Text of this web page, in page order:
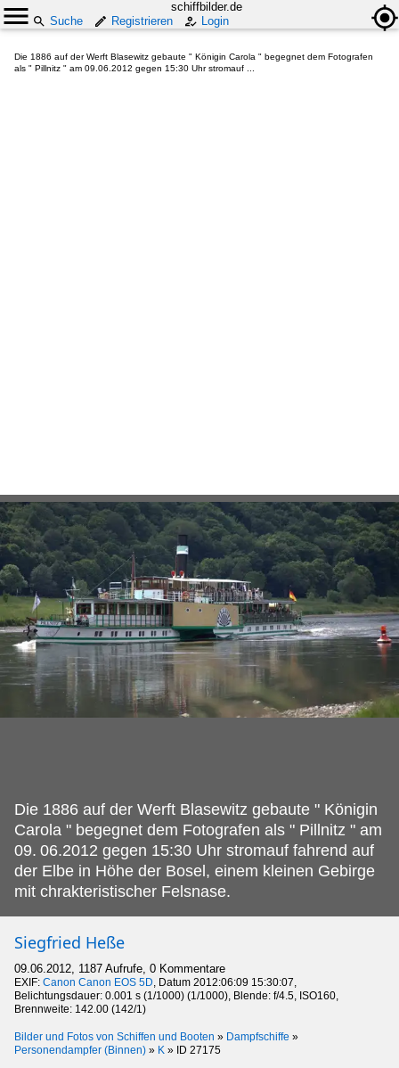
schiffbilder.de
Suche
Registrieren Login
Die 1886 auf der Werft Blasewitz gebaute " Königin Carola " begegnet dem Fotografen
als " Pillnitz " am 09.06.2012 gegen 15:30 Uhr stromauf ...
Die 1886 auf der Werft Blasewitz gebaute " Königin
Carola " begegnet dem Fotografen als " Pillnitz " am
09. 06.2012 gegen 15:30 Uhr stromauf fahrend auf
der Elbe in Höhe der Bosel, einem kleinen Gebirge
mit chrakteristischer Felsnase.
Siegfried Heße
09.06.2012, 1187 Aufrufe, 0 Kommentare
EXIF: Canon Canon EOS 5D, Datum 2012:06:09 15:30:07,
Belichtungsdauer: 0.001 s (1/1000) (1/1000), Blende: f/4.5, ISO160,
Brennweite: 142.00 (142/1)
Bilder und Fotos von Schiffen und Booten » Dampfschiffe »
Personendampfer (Binnen) » K » ID 27175